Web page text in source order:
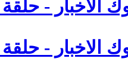
- حلقة 16 يونيو 2011
- حلقة 11 يوليو 2011